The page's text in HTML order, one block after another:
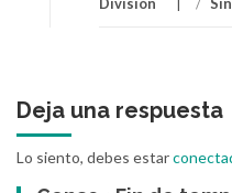
Deja una respuesta
Lo siento, debes estar